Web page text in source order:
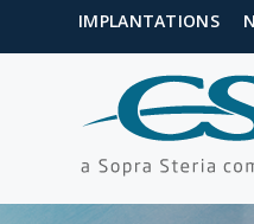
IMPLANTATIONS